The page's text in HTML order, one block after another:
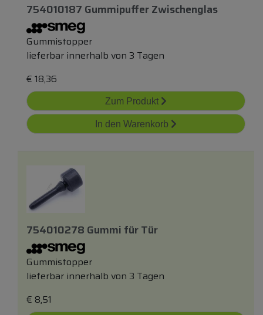
754010187 Gummipuffer Zwischenglas
Gummistopper
lieferbar innerhalb von 3 Tagen
€ 18,36
Zum Produkt
In den Warenkorb
754010278 Gummi fürTür
Gummistopper
lieferbar innerhalb von 3 Tagen
€ 8,51